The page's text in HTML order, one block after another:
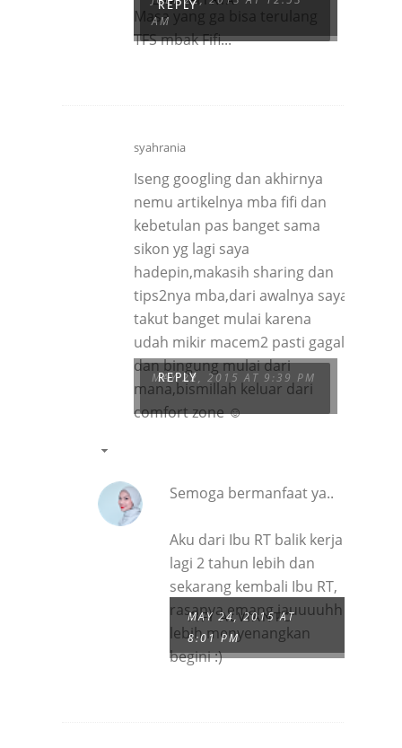
AM
Masa yang ga bisa terulang
TFS mbak Fifi...
REPLY
syahrania
MAY 22, 2015 AT 9:39 PM
Iseng googling dan akhirnya
nemu artikelnya mba fifi dan
kebetulan pas banget sama
sikon yg lagi saya
hadepin,makasih sharing dan
tips2nya mba,dari awalnya saya
takut banget mulai karena
udah mikir macem2 pasti gagal
dan bingung mulai dari
mana,bismillah keluar dari
comfort zone ☺
REPLY
FIFI ALVIANTO
MAY 24, 2015 AT
8:01 PM
Semoga bermanfaat ya..
Aku dari Ibu RT balik kerja
lagi 2 tahun lebih dan
sekarang kembali Ibu RT,
rasanya emang jauuuuhh
lebih menyenangkan
begini :)